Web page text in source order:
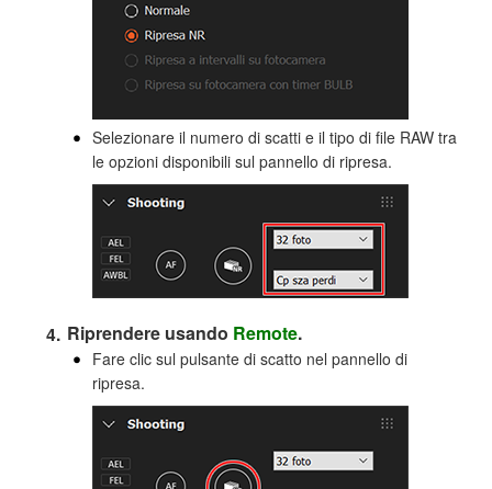
Selezionare il numero di scatti e il tipo di file RAW tra
le opzioni disponibili sul pannello di ripresa.
Riprendere usando Remote.
Fare clic sul pulsante di scatto nel pannello di
ripresa.